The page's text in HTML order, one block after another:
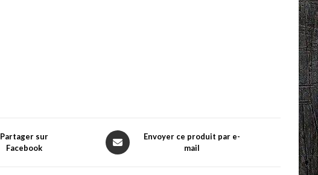
Partager sur
Facebook
Opens
in
Envoyer ce produit par e-
mail